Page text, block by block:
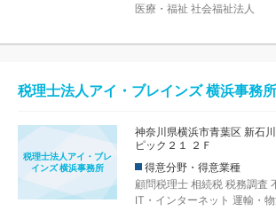
医療・福祉 社会福祉法人
税理士法人アイ・ブレインズ 横浜事務所
税理士法人アイ・ブレ
インズ 横浜事務所
神奈川県横浜市青葉区 新石
ピック２１ ２Ｆ
得意分野・得意業種
顧問税理士 相続税 税務調査
IT・インターネット 運輸・